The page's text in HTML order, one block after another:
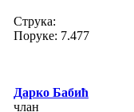
Струка:
Поруке: 7.477
Дарко Бабић
члан